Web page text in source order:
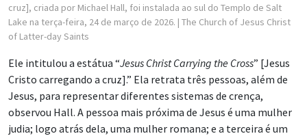
cruz], criada por Michael Hall, foi instalada ao sul do Templo de Salt
Lake na terça-feira, 24 de março de 2026. | The Church of Jesus Christ
of Latter-day Saints
Ele intitulou a estátua “Jesus Christ Carrying the Cross” [Jesus
Cristo carregando a cruz].” Ela retrata três pessoas, além de
Jesus, para representar diferentes sistemas de crença,
observou Hall. A pessoa mais próxima de Jesus é uma mulher
judia; logo atrás dela, uma mulher romana; e a terceira é um